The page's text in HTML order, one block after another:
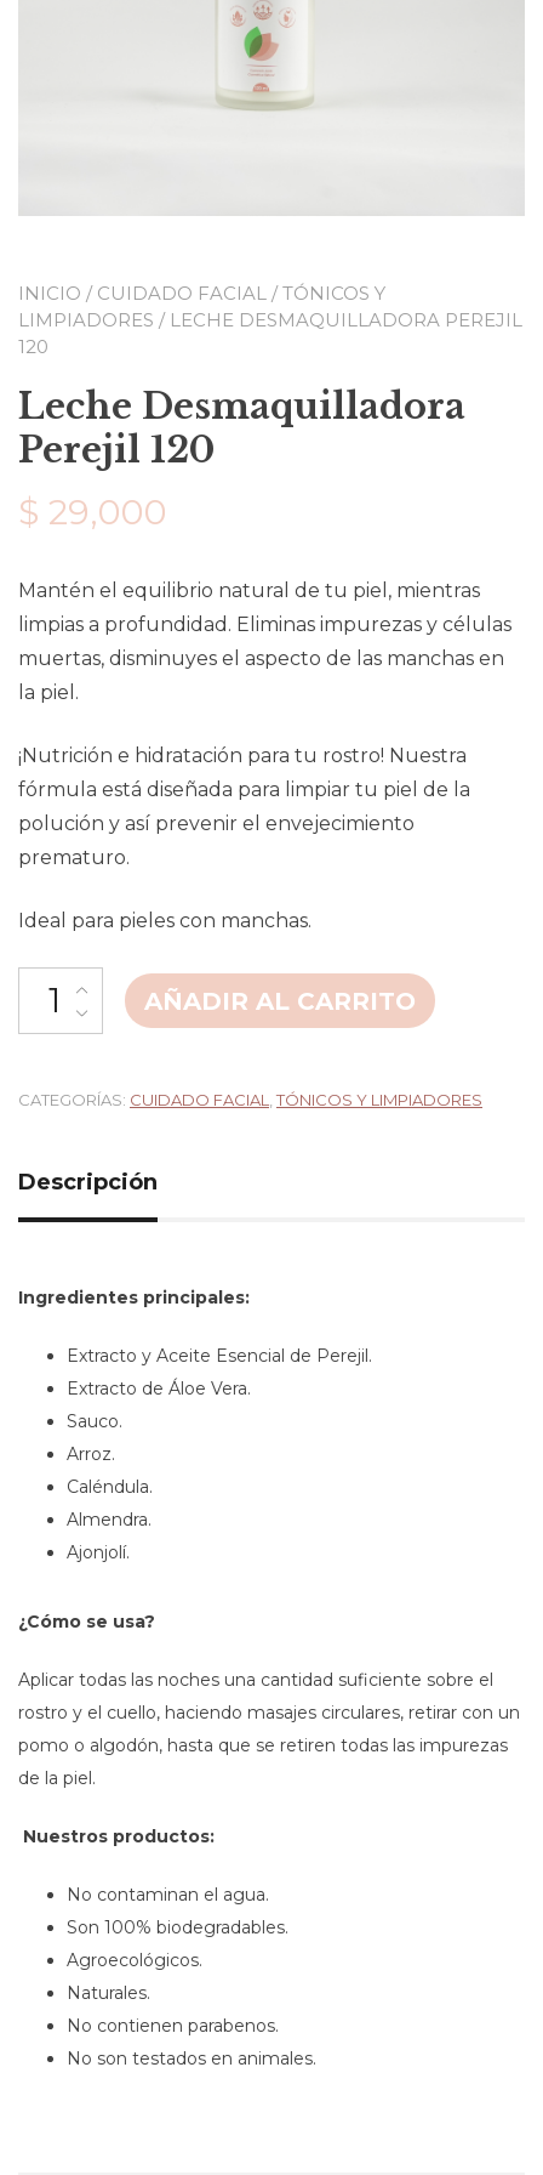
INICIO / CUIDADO FACIAL /TÓNICOS Y
LIMPIADORES / LECHE DESMAQUILLADORA PEREJIL
120
Leche Desmaquilladora
Perejil 120
$ 29,000
Mantén el equilibrio natural de tu piel, mientras
limpias a profundidad. Eliminas impurezas y células
muertas, disminuyes el aspecto de las manchas en
la piel.
¡Nutrición e hidratación para tu rostro! Nuestra
fórmula está diseñada para limpiar tu piel de la
polución y así prevenir el envejecimiento
prematuro.
Ideal para pieles con manchas.
AÑADIR AL CARRITO
CATEGORÍAS: CUIDADO FACIAL TÓNICOS Y LIMPIADORES
Descripción
Ingredientes principales:
Extracto y Aceite Esencial de Perejil.
Extracto de Áloe Vera.
Sauco.
Arroz.
Caléndula.
Almendra.
Ajonjolí.
¿Cómo se usa?
Aplicar todas las noches una cantidad suficiente sobre el
rostro y el cuello, haciendo masajes circulares, retirar con un
pomo o algodón, hasta que se retiren todas las impurezas
de la piel.
Nuestros productos:
No contaminan el agua.
Son 100% biodegradables.
Agroecológicos.
Naturales.
No contienen parabenos.
No son testados en animales.